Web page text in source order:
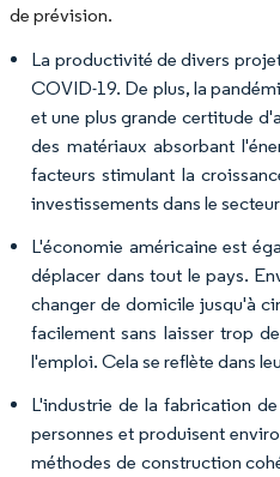
de prévision.
La productivité de divers
COVID-19. De plus, la
et une plus grande certitude
des matériaux absorbant
facteurs stimulant la
investissements dans le
L'économie américaine est
déplacer dans tout le pays.
changer de domicile jusqu'à
facilement sans laisser trop
l'emploi. Cela se reflète dans
L'industrie de la fabrication
personnes et produisent
méthodes de construction